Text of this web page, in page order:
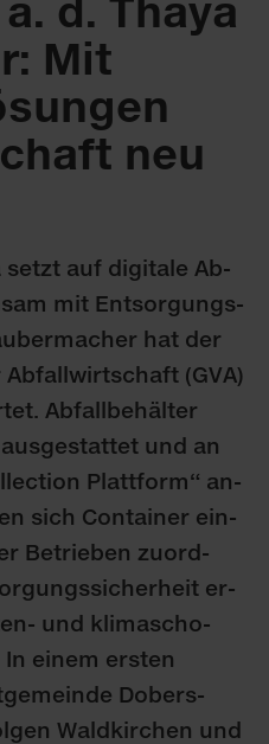
d. Tha­ya
Mit
neu
setzt auf di­gi­ta­le Ab­
mit Ent­sor­gungs-
hat der
(GVA)
Ab­fall­be­häl­ter
und an
Platt­form“ an­
sich Con­tai­ner ein­
Be­trie­ben zu­ord­
er­
und kli­ma­scho­
ei­nem ers­ten
Do­bers­
Wald­kir­chen und